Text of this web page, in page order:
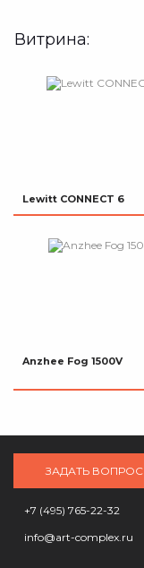
Витрина:
Lewitt CONNECT 6
Anzhee Fog 1500V
ЗАДАТЬ ВОПРОС
+7 (495) 765-22-32
info@art-complex.ru